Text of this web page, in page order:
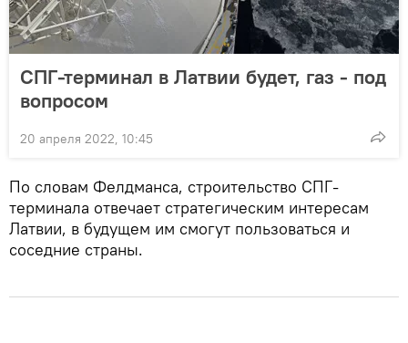
СПГ-терминал в Латвии будет, газ - под
вопросом
20 апреля 2022, 10:45
По словам Фелдманса, строительство СПГ-
терминала отвечает стратегическим интересам
Латвии, в будущем им смогут пользоваться и
соседние страны.